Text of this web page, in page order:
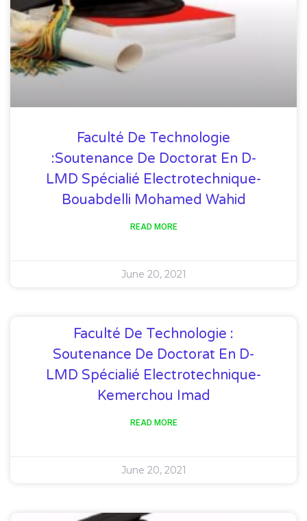
Faculté De Technologie
:Soutenance De Doctorat En D-
LMD Spécialié Electrotechnique-
Bouabdelli Mohamed Wahid
READ MORE
June 20, 2021
Faculté De Technologie :
Soutenance De Doctorat En D-
LMD Spécialié Electrotechnique-
Kemerchou Imad
READ MORE
June 20, 2021